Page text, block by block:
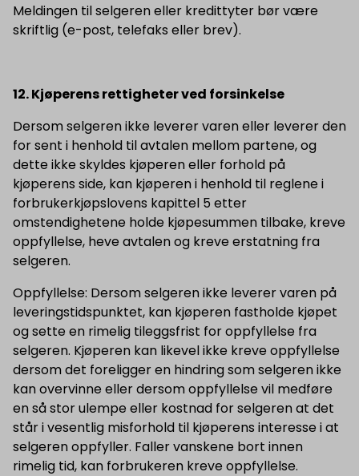
Meldingen til selgeren eller kredittyter bør være
skriftlig (e-post, telefaks eller brev).
12. Kjøperens rettigheter ved forsinkelse
Dersom selgeren ikke leverer varen eller leverer den
for sent i henhold til avtalen mellom partene, og
dette ikke skyldes kjøperen eller forhold på
kjøperens side, kan kjøperen i henhold til reglene i
forbrukerkjøpslovens kapittel 5 etter
omstendighetene holde kjøpesummen tilbake, kreve
oppfyllelse, heve avtalen og kreve erstatning fra
selgeren.
Oppfyllelse: Dersom selgeren ikke leverer varen på
leveringstidspunktet, kan kjøperen fastholde kjøpet
og sette en rimelig tileggsfrist for oppfyllelse fra
selgeren. Kjøperen kan likevel ikke kreve oppfyllelse
dersom det foreligger en hindring som selgeren ikke
kan overvinne eller dersom oppfyllelse vil medføre
en så stor ulempe eller kostnad for selgeren at det
står i vesentlig misforhold til kjøperens interesse i at
selgeren oppfyller. Faller vanskene bort innen
rimelig tid, kan forbrukeren kreve oppfyllelse.